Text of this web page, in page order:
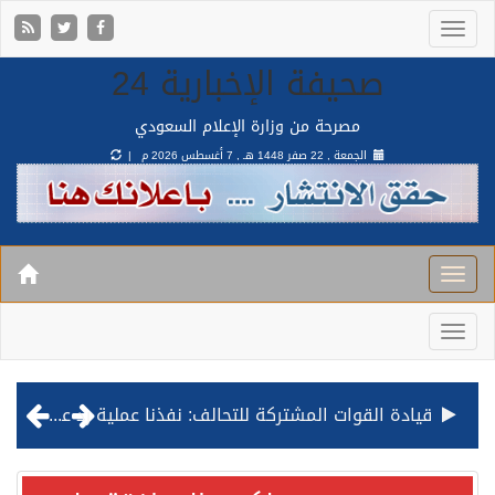
صحيفة الإخبارية 24
مصرحة من وزارة الإعلام السعودي
الجمعة , 22 صفر 1448 هـ , 7 أغسطس 2026 م |
قيادة القوات المشتركة للتحالف: نفذنا عملية رد عسكري متناسبة لأهداف عسكرية مشروعة تابعة للمليشيا الحوثية الإرهابية في محافظة الحديدة
مصدر مسؤول بالهيئة العامة للنقل: استهداف السفينة السعودية NCC MASA خلال إبحارها في البحر الأحمر نتج عنه إصابة طفيفة في بدنها